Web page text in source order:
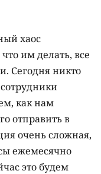
хаос
им делать, все
Сегодня никто
как нам
отправить в
очень сложная,
ежемесячно
это будем